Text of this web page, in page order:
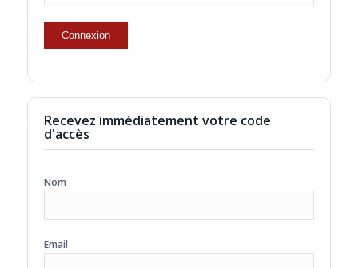
Recevez immédiatement votre code
d'accès
Nom
Email